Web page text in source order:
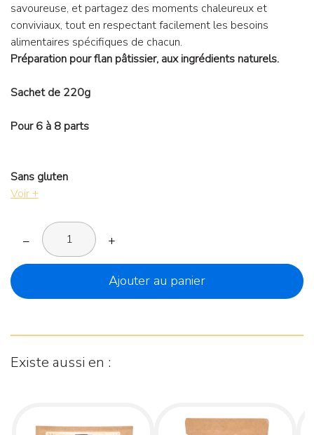
savoureuse, et partagez des moments chaleureux et
conviviaux, tout en respectant facilement les besoins
alimentaires spécifiques de chacun.
Préparation pour flan pâtissier, aux ingrédients naturels.
Sachet de 220g
Pour 6 à 8 parts
Sans gluten
Voir +
– +
Ajouter au panier
Existe aussi en :